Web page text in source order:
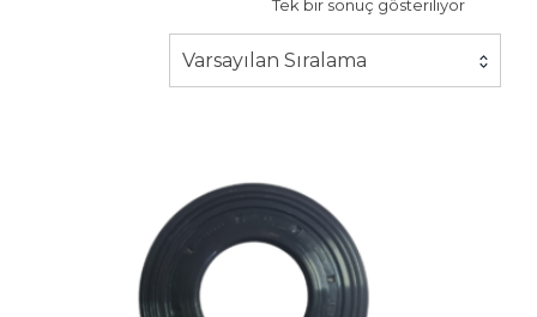
Tek bir sonuç gösteriliyor
Varsayılan Sıralama